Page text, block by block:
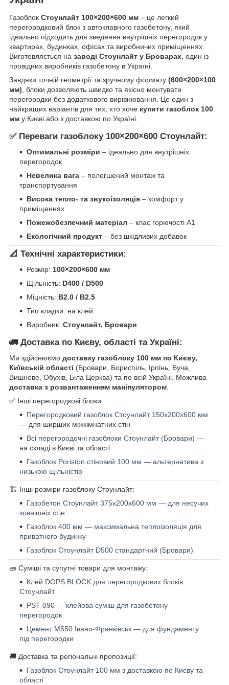
Газоблок Стоунлайт 100×200×600 мм – це легкий
перегородковий блок з автоклавного газобетону, який
ідеально підходить для зведення внутрішніх перегородок у
квартирах, будинках, офісах та виробничих приміщеннях.
Виготовляється на заводі Стоунлайт у Броварах, один із
провідних виробників газобетону в Україні.
Завдяки точній геометрії та зручному формату (600×200×100
мм), блоки дозволяють швидко та якісно монтувати
перегородки без додаткового вирівнювання. Це один з
найкращих варіантів для тих, хто хоче купити газоблок 100
мм у Києві або з доставкою по Україні.
✅ Переваги газоблоку 100×200×600 Стоунлайт:
Оптимальні розміри – ідеально для внутрішніх
перегородок
Невелика вага – полегшений монтаж та
транспортування
Висока тепло- та звукоізоляція – комфорт у
приміщеннях
Пожежобезпечний матеріал – клас горючості А1
Екологічний продукт – без шкідливих добавок
📐 Технічні характеристики:
Розмір: 100×200×600 мм
Щільність: D400 / D500
Міцність: B2.0 / B2.5
Тип кладки: на клей
Виробник: Стоунлайт, Бровари
🚛 Доставка по Києву, області та Україні:
Ми здійснюємо доставку газоблоку 100 мм по Києву,
Київській області (Бровари, Бориспіль, Ірпінь, Буча,
Вишневе, Обухів, Біла Церква) та по всій Україні. Можлива
доставка з розвантаженням маніпулятором
✅ Інші перегородкові блоки:
Перегородковий газоблок Стоунлайт 150x200x600 мм
— для ширших міжкімнатних стін
Всі перегородочні газоблоки Стоунлайт (Бровари) —
на складі в Києві та області
Газоблок Poriston стіновий 100 мм — альтернатива з
низькою щільністю
🏗 Інші розміри газоблоку Стоунлайт:
Газобетон Стоунлайт 375x200x600 мм — для несучих
зовнішніх стін
Газоблок 400 мм — максимальна теплоізоляція для
приватного будинку
Газоблок Стоунлайт D500 стандартний (Бровари)
🧱 Суміші та супутні товари для монтажу:
Клей DOPS BLOCK для перегородкових блоків
Стоунлайт
PST-090 — клейова суміш для газобетону
перегородок
Цемент М550 Івано-Франківськ — для фундаменту
під перегородки
🚚 Доставка та регіональні пропозиції:
Газоблок Стоунлайт 100 мм з доставкою по Києву та
області